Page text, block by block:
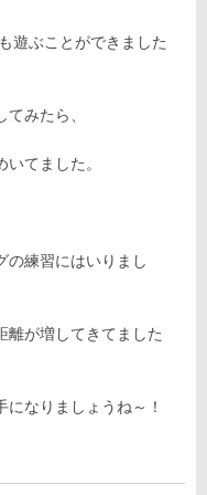
遊ぶことができました
みたら、
てました。
の練習にはいりまし
離が増してきてました
なりましょうね～！